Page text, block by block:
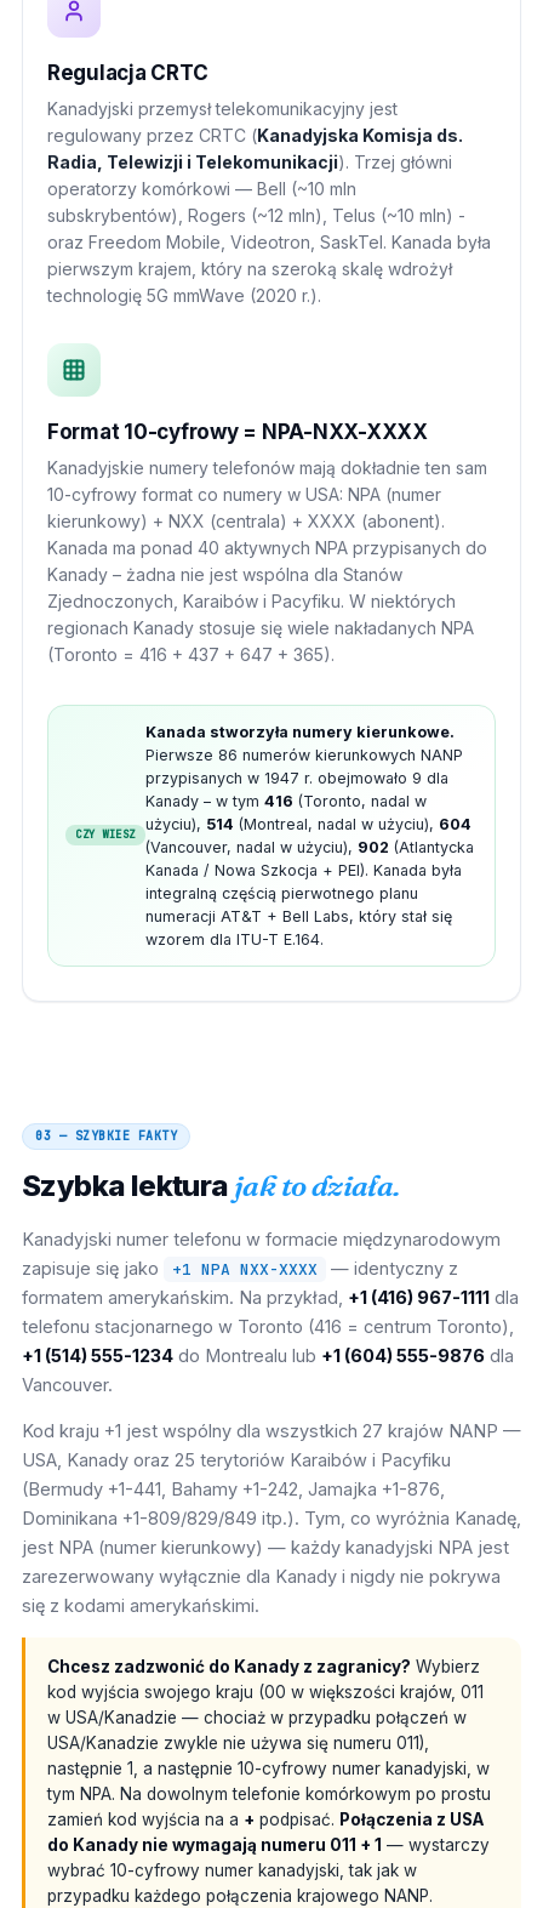
Regulacja CRTC
Kanadyjski przemysł telekomunikacyjny jest
regulowany przez CRTC (Kanadyjska Komisja ds.
Radia, Telewizji i Telekomunikacji). Trzej główni
operatorzy komórkowi — Bell (~10 mln
subskrybentów), Rogers (~12 mln), Telus (~10 mln) -
oraz Freedom Mobile, Videotron, SaskTel. Kanada była
pierwszym krajem, który na szeroką skalę wdrożył
technologię 5G mmWave (2020 r.).
Format 10-cyfrowy = NPA-NXX-XXXX
Kanadyjskie numery telefonów mają dokładnie ten sam
10-cyfrowy format co numery w USA: NPA (numer
kierunkowy) + NXX (centrala) + XXXX (abonent).
Kanada ma ponad 40 aktywnych NPA przypisanych do
Kanady – żadna nie jest wspólna dla Stanów
Zjednoczonych, Karaibów i Pacyfiku. W niektórych
regionach Kanady stosuje się wiele nakładanych NPA
(Toronto = 416 + 437 + 647 + 365).
CZY WIESZ
Kanada stworzyła numery kierunkowe.
Pierwsze 86 numerów kierunkowych NANP
przypisanych w 1947 r. obejmowało 9 dla
Kanady – w tym 416 (Toronto, nadal w
użyciu), 514 (Montreal, nadal w użyciu), 604
(Vancouver, nadal w użyciu), 902 (Atlantycka
Kanada / Nowa Szkocja + PEI). Kanada była
integralną częścią pierwotnego planu
numeracji AT&T + Bell Labs, który stał się
wzorem dla ITU-T E.164.
03 — SZYBKIE FAKTY
Szybka lektura jak to działa.
Kanadyjski numer telefonu w formacie międzynarodowym
zapisuje się jako
+1 NPA NXX-XXXX
— identyczny z
formatem amerykańskim. Na przykład, +1 (416) 967-1111 dla
telefonu stacjonarnego w Toronto (416 = centrum Toronto),
+1 (514) 555-1234 do Montrealu lub +1 (604) 555-9876 dla
Vancouver.
Kod kraju +1 jest wspólny dla wszystkich 27 krajów NANP —
USA, Kanady oraz 25 terytoriów Karaibów i Pacyfiku
(Bermudy +1-441, Bahamy +1-242, Jamajka +1-876,
Dominikana +1-809/829/849 itp.). Tym, co wyróżnia Kanadę,
jest NPA (numer kierunkowy) — każdy kanadyjski NPA jest
zarezerwowany wyłącznie dla Kanady i nigdy nie pokrywa
się z kodami amerykańskimi.
Chcesz zadzwonić do Kanady z zagranicy? Wybierz
kod wyjścia swojego kraju (00 w większości krajów, 011
w USA/Kanadzie — chociaż w przypadku połączeń w
USA/Kanadzie zwykle nie używa się numeru 011),
następnie 1, a następnie 10-cyfrowy numer kanadyjski, w
tym NPA. Na dowolnym telefonie komórkowym po prostu
zamień kod wyjścia na a + podpisać. Połączenia z USA
do Kanady nie wymagają numeru 011 + 1 — wystarczy
wybrać 10-cyfrowy numer kanadyjski, tak jak w
przypadku każdego połączenia krajowego NANP.